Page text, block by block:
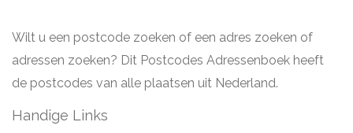
Wilt u een postcode zoeken of een adres zoeken of
adressen zoeken? Dit Postcodes Adressenboek heeft
de postcodes van alle plaatsen uit Nederland.
Handige Links